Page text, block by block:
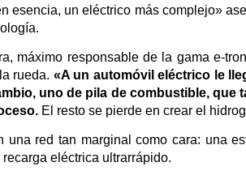
esencia, un eléctrico más complejo»
máximo responsable de la gama e-
rueda. «A un automóvil eléctrico le
uno de pila de combustible, que
El resto se pierde en crear el
una red tan marginal como cara: una
eléctrica ultrarrápido.